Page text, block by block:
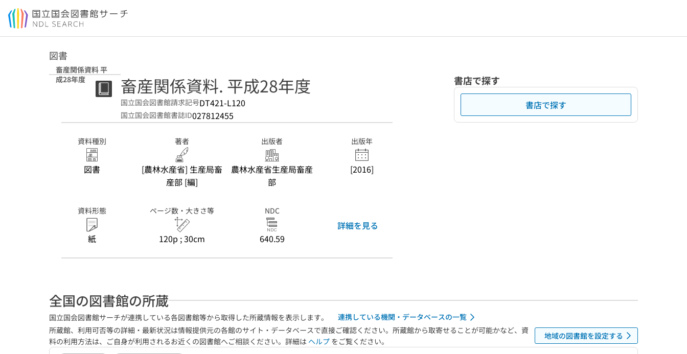
本文へ移動
図書
畜産関係資料 平
成28年度
畜産関係資料. 平成28年度
国立国会図書館請求記号DT421-L120
国立国会図書館書誌ID027812455
資料種別
図書
著者
[農林水産省] 生産局畜
産部 [編]
出版者
農林水産省生産局畜産
部
出版年
[2016]
資料形態
紙
ページ数・大きさ等
120p ; 30cm
NDC
640.59
詳細を見る
書店で探す
書店で探す
全国の図書館の所蔵
国立国会図書館サーチが連携している各図書館等から取得した所蔵情報を表示します。
連携している機関・データベースの一覧
所蔵館、利用可否等の詳細・最新状況は情報提供元の各館のサイト・データベースで直接ご確認ください。所蔵館から取寄せることが可能かなど、資
料の利用方法は、ご自身が利用されるお近くの図書館へご相談ください。詳細は ヘルプ をご覧ください。
地域の図書館を設定する